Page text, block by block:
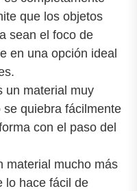
que los objetos
sean el foco de
en una opción ideal
un material muy
quiebra fácilmente
con el paso del
material mucho más
lo hace fácil de